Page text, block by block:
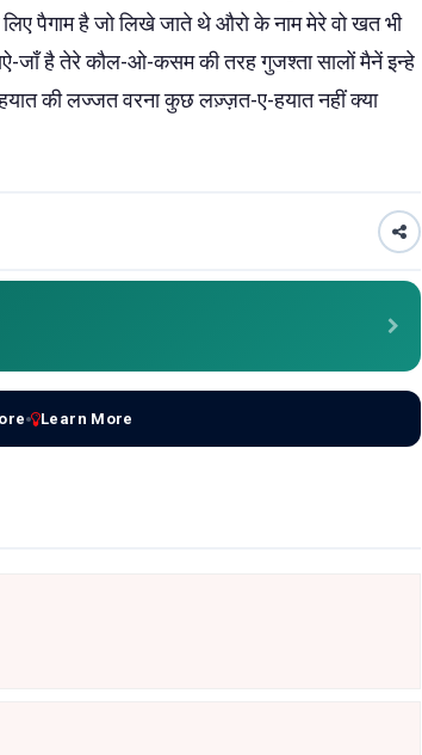
पैगाम है जो लिखे जाते थे औरो के नाम मेरे वो खत भी
जाँ है तेरे कौल-ओ-कसम की तरह गुजश्ता सालों मैनें इन्हे
की लज्जत वरना कुछ लज़्ज़त-ए-हयात नहीं क्या
Learn More